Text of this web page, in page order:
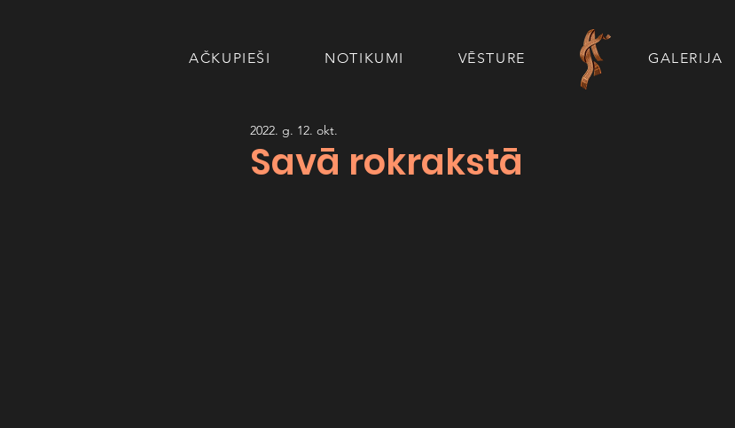
AČKUPIEŠI NOTIKUMI VĒSTURE GALERIJA
Savā rokrakstā
2022. g. 12. okt.